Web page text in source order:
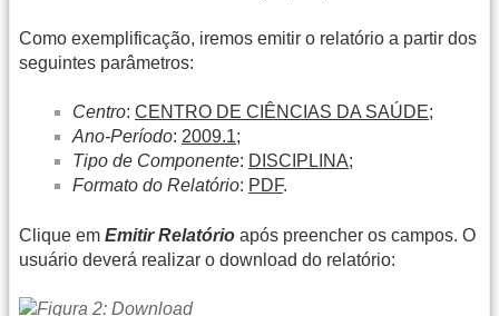
Como exemplificação, iremos emitir o relatório a partir dos
seguintes parâmetros:
Centro: CENTRO DE CIÊNCIAS DA SAÚDE;
Ano-Período: 2009.1;
Tipo de Componente: DISCIPLINA;
Formato do Relatório: PDF.
Clique em Emitir Relatório após preencher os campos. O
usuário deverá realizar o download do relatório: